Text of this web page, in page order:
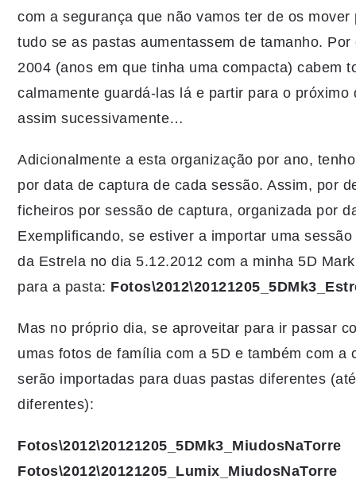
com a segurança que não vamos ter de os
tudo se as pastas aumentassem de tamanho.
2004 (anos em que tinha uma compacta) cabem
calmamente guardá-las lá e partir para o
assim sucessivamente…
Adicionalmente a esta organização por ano,
por data de captura de cada sessão. Assim, por
ficheiros por sessão de captura, organizada por
Exemplificando, se estiver a importar uma
da Estrela no dia 5.12.2012 com a minha 5D
para a pasta:
Mas no próprio dia, se aproveitar para ir passar
umas fotos de família com a 5D e também com a
serão importadas para duas pastas diferentes
diferentes):
Fotos\2012\20121205_5DMk3_MiudosNaTorre
Fotos\2012\20121205_Lumix_MiudosNaTorre